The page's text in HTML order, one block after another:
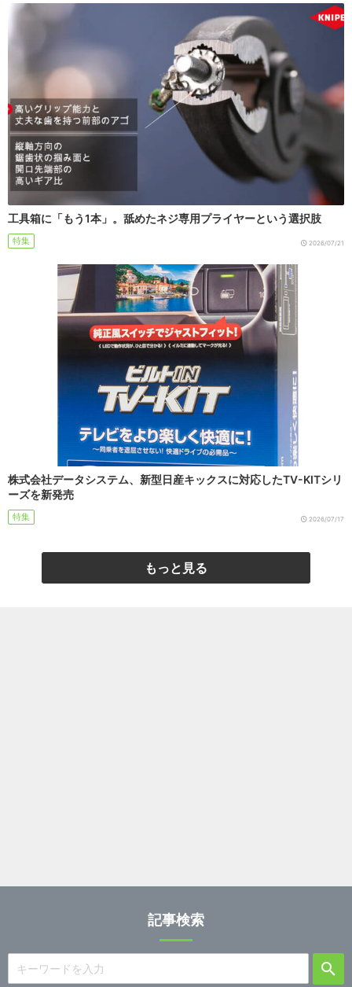
工具箱に「もう1本」。舐めたネジ専用プライヤーという選択肢
特集 2026/07/21
株式会社データシステム、新型日産キックスに対応したTV-KITシリ
ーズを新発売
特集 2026/07/17
もっと見る
記事検索